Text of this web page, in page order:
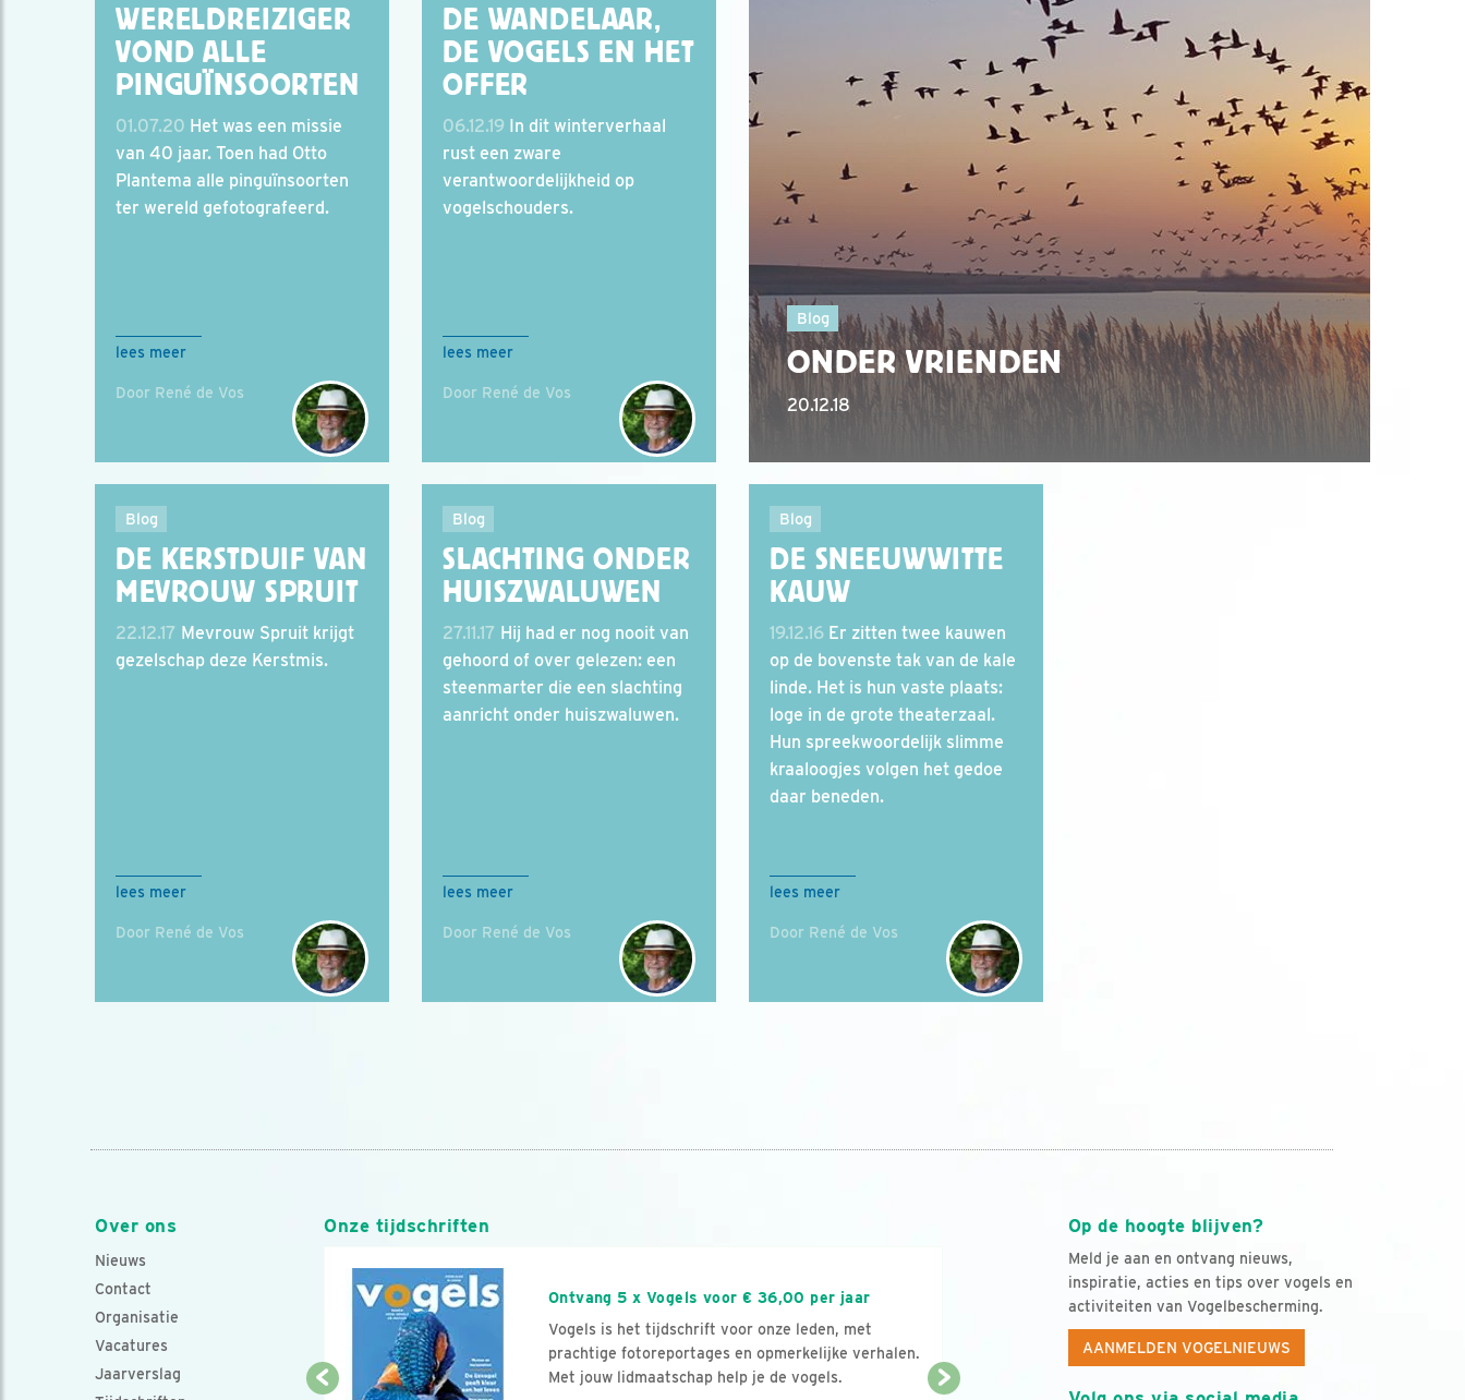
WERELDREIZIGER
VOND ALLE
PINGUÏNSOORTEN
01.07.20 Het was een missie
van 40 jaar. Toen had Otto
Plantema alle pinguïnsoorten
ter wereld gefotografeerd.
lees meer
Door René de Vos
DE WANDELAAR,
DE VOGELS EN HET
OFFER
06.12.19 In dit winterverhaal
rust een zware
verantwoordelijkheid op
vogelschouders.
lees meer
Door René de Vos
Blog
ONDER VRIENDEN
20.12.18
Blog
DE KERSTDUIF VAN
MEVROUW SPRUIT
22.12.17 Mevrouw Spruit krijgt
gezelschap deze Kerstmis.
lees meer
Door René de Vos
Blog
SLACHTING ONDER
HUISZWALUWEN
27.11.17 Hij had er nog nooit van
gehoord of over gelezen: een
steenmarter die een slachting
aanricht onder huiszwaluwen.
lees meer
Door René de Vos
Blog
DE SNEEUWWITTE
KAUW
19.12.16 Er zitten twee kauwen
op de bovenste tak van de kale
linde. Het is hun vaste plaats:
loge in de grote theaterzaal.
Hun spreekwoordelijk slimme
kraaloogjes volgen het gedoe
daar beneden.
lees meer
Door René de Vos
Over ons
Nieuws
Contact
Organisatie
Vacatures
Jaarverslag
Op de hoogte blijven?
Meld je aan en ontvang nieuws,
inspiratie, acties en tips over vogels en
activiteiten van Vogelbescherming.
AANMELDEN VOGELNIEUWS
Onze tijdschriften
Ontvang 5 x Vogels voor € 36,00 per jaar
Vogels is het tijdschrift voor onze leden, met
prachtige fotoreportages en opmerkelijke verhalen.
Met jouw lidmaatschap help je de vogels.